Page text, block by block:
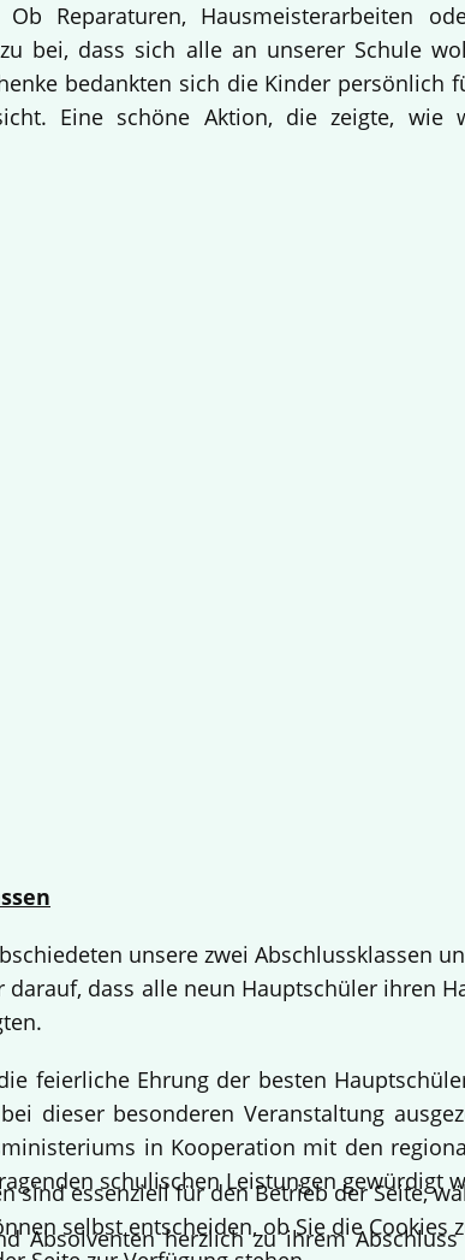
Reparaturen, Hausmeisterarbeiten
bei, dass sich alle an unserer Schule
bedankten sich die Kinder persönlich
Eine schöne Aktion, die zeigte, wie
unsere zwei Abschlussklassen
dass alle neun Hauptschüler ihren
feierliche Ehrung der besten
dieser besonderen Veranstaltung
in Kooperation mit den
schulischen Leistungen gewürdigt
Absolventen herzlich zu ihrem
sind essenziell für den Betrieb der Seite,
selbst entscheiden, ob Sie die